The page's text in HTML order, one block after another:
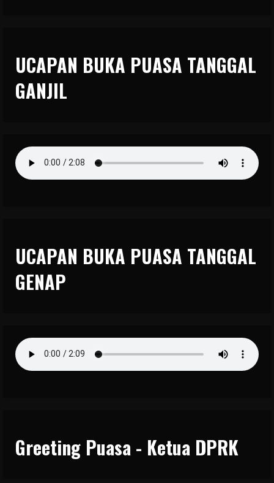
UCAPAN BUKA PUASA TANGGAL
GANJIL
UCAPAN BUKA PUASA TANGGAL
GENAP
Greeting Puasa - Ketua DPRK